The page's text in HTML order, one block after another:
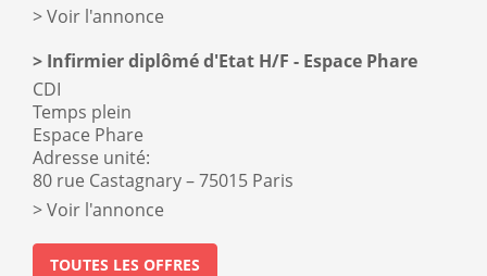
Voir l'annonce
Infirmier diplômé d'Etat H/F - Espace Phare
CDI
Temps plein
Espace Phare
Adresse unité:
80 rue Castagnary – 75015 Paris
Voir l'annonce
TOUTES LES OFFRES